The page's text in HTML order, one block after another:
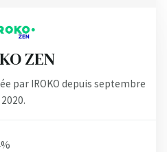
ZEN
par IROKO depuis septembre
2020.